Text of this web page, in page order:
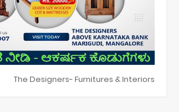
The Designers- Furnitures & Interiors